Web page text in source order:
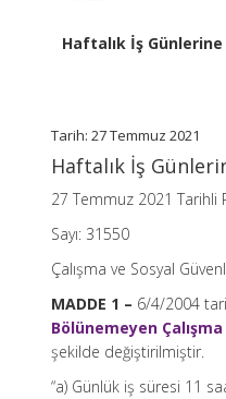
Haftalık İş
Tarih: 27 Temmuz 2021
Haftalık İş
27 Temmuz 2021 Tarihli
Sayı: 31550
Çalışma ve Sosyal
MADDE 1 – 6/4/2004
Bölünemeyen
şekilde değiştirilmiştir.
“a) Günlük iş süresi 11